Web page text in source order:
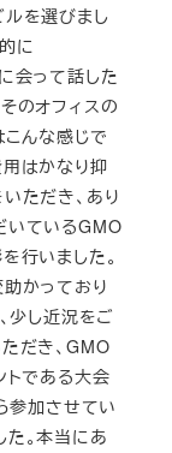
を選びまし
に
会って話した
のオフィスの
んな感じで
はかなり抑
ただき、あり
いているGMO
行いました。
かっており
少し近況をご
だき、GMO
トである大会
参加させてい
。本当にあ